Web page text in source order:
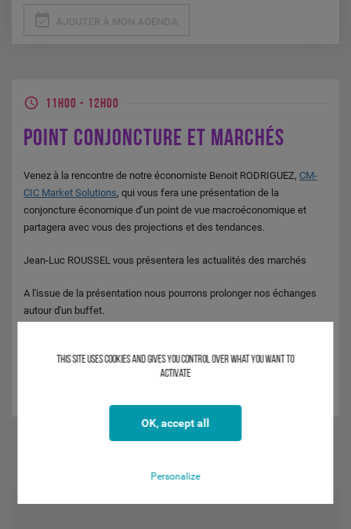
11H00 - 12H00
POINT CONJONCTURE ET MARCHÉS
Venez à la rencontre de notre économiste Benoit RODRIGUEZ, CM-
CIC Market Solutions, qui vous fera une présentation de la
conjoncture économique d’un point de vue macroéconomique et
partagera avec vous des projections et des tendances.
Jean-Luc ROUSSEL vous présentera les actualités des marchés
A l'issue de la présentation nous pourrons prolonger nos échanges
autour d'un buffet.
Benoit RODRIGUEZ - CM-CIC MARKET SOLUTIONS
This site uses cookies and gives you control over what you want to
activate
OK, accept all
Personalize